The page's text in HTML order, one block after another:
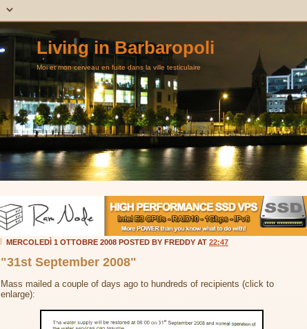
Living in Barbaropoli
Moi et mon cerveau en fuite dans la ville testiculaire
MERCOLEDÌ 1 OTTOBRE 2008 POSTED BY FREDDY AT 22:47
"31st September 2008"
Mass mailed a couple of days ago to hundreds of recipients (click to
enlarge):